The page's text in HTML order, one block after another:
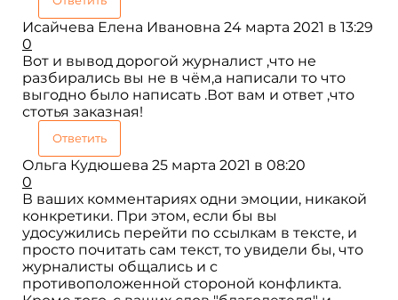
Исайчева Елена Ивановна 24 марта 2021 в 13:29
0
Вот и вывод дорогой журналист ,что не
разбирались вы не в чём,а написали то что
выгодно было написать .Вот вам и ответ ,что
стотья заказная!
Ответить
Ольга Кудюшева 25 марта 2021 в 08:20
0
В ваших комментариях одни эмоции, никакой
конкретики. При этом, если бы вы
удосужились перейти по ссылкам в тексте, и
просто почитать сам текст, то увидели бы, что
журналисты общались и с
противоположенной стороной конфликта.